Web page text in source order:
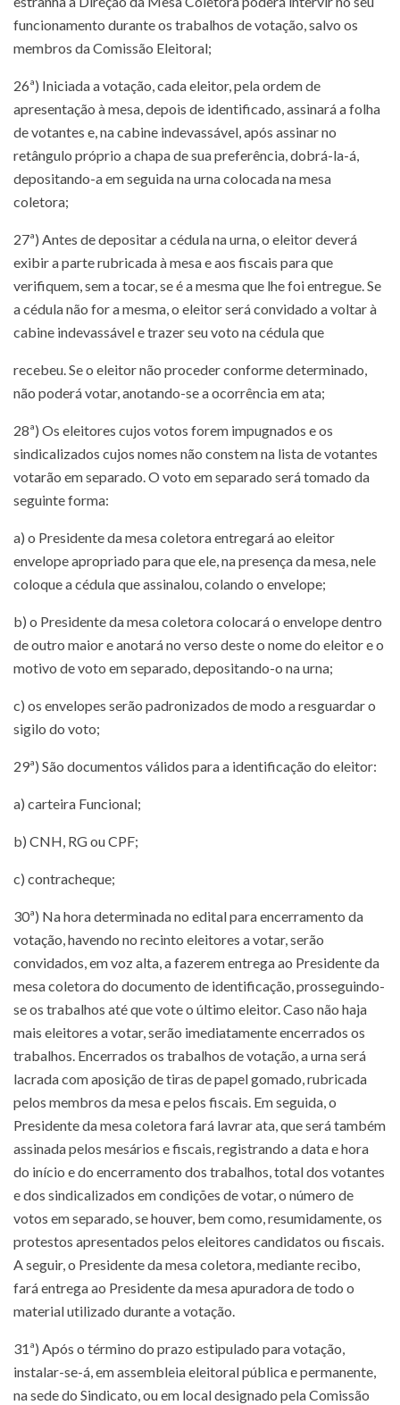
funcionamento durante os trabalhos de votação, salvo os
membros da Comissão Eleitoral;
26ª) Iniciada a votação, cada eleitor, pela ordem de
apresentação à mesa, depois de identificado, assinará a folha
de votantes e, na cabine indevassável, após assinar no
retângulo próprio a chapa de sua preferência, dobrá-la-á,
depositando-a em seguida na urna colocada na mesa
coletora;
27ª) Antes de depositar a cédula na urna, o eleitor deverá
exibir a parte rubricada à mesa e aos fiscais para que
verifiquem, sem a tocar, se é a mesma que lhe foi entregue. Se
a cédula não for a mesma, o eleitor será convidado a voltar à
cabine indevassável e trazer seu voto na cédula que
recebeu. Se o eleitor não proceder conforme determinado,
não poderá votar, anotando-se a ocorrência em ata;
28ª) Os eleitores cujos votos forem impugnados e os
sindicalizados cujos nomes não constem na lista de votantes
votarão em separado. O voto em separado será tomado da
seguinte forma:
a) o Presidente da mesa coletora entregará ao eleitor
envelope apropriado para que ele, na presença da mesa, nele
coloque a cédula que assinalou, colando o envelope;
b) o Presidente da mesa coletora colocará o envelope dentro
de outro maior e anotará no verso deste o nome do eleitor e o
motivo de voto em separado, depositando-o na urna;
c) os envelopes serão padronizados de modo a resguardar o
sigilo do voto;
29ª) São documentos válidos para a identificação do eleitor:
a) carteira Funcional;
b) CNH, RG ou CPF;
c) contracheque;
30ª) Na hora determinada no edital para encerramento da
votação, havendo no recinto eleitores a votar, serão
convidados, em voz alta, a fazerem entrega ao Presidente da
mesa coletora do documento de identificação, prosseguindo-
se os trabalhos até que vote o último eleitor. Caso não haja
mais eleitores a votar, serão imediatamente encerrados os
trabalhos. Encerrados os trabalhos de votação, a urna será
lacrada com aposição de tiras de papel gomado, rubricada
pelos membros da mesa e pelos fiscais. Em seguida, o
Presidente da mesa coletora fará lavrar ata, que será também
assinada pelos mesários e fiscais, registrando a data e hora
do início e do encerramento dos trabalhos, total dos votantes
e dos sindicalizados em condições de votar, o número de
votos em separado, se houver, bem como, resumidamente, os
protestos apresentados pelos eleitores candidatos ou fiscais.
A seguir, o Presidente da mesa coletora, mediante recibo,
fará entrega ao Presidente da mesa apuradora de todo o
material utilizado durante a votação.
31ª) Após o término do prazo estipulado para votação,
instalar-se-á, em assembleia eleitoral pública e permanente,
na sede do Sindicato, ou em local designado pela Comissão